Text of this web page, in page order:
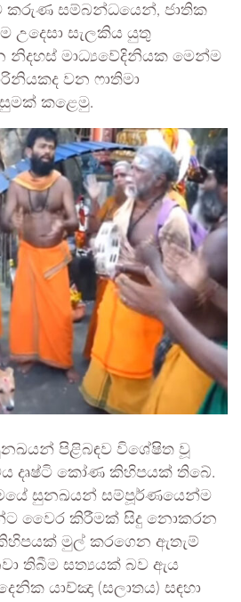
කරුණ සම්බන්ධයෙන්, ජාතික
උදෙසා සැලකිය යුතු
නිදහස් මාධ්‍යවේදිනියක මෙන්ම
වන ෆාතිමා
කළෙමු.
පිළිබඳව විශේෂිත වූ
දෘෂ්ටි කෝණ කිහිපයක් තිබේ.
සුනඛයන් සම්පූර්ණයෙන්ම
වෛර කිරීමක් සිදු නොකරන
මුල් කරගෙන ඇතැම්
තිබීම සත්‍යයක් බව ඇය
යාච්ඤා (සලාතය) සඳහා